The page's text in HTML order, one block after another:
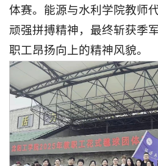
体赛。能源与水利学院教师
顽强拼搏精神，最终斩获季
职工昂扬向上的精神风貌。